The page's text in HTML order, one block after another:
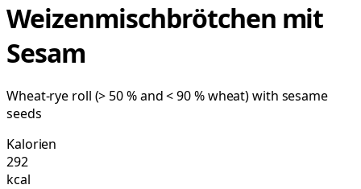
Weizenmischbrötchen mit
Sesam
Wheat-rye roll (> 50 % and < 90 % wheat) with sesame
seeds
Kalorien
292
kcal